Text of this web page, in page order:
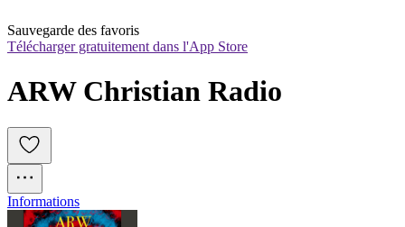
Sauvegarde des favoris
Télécharger gratuitement dans l'App Store
ARW Christian Radio
Informations